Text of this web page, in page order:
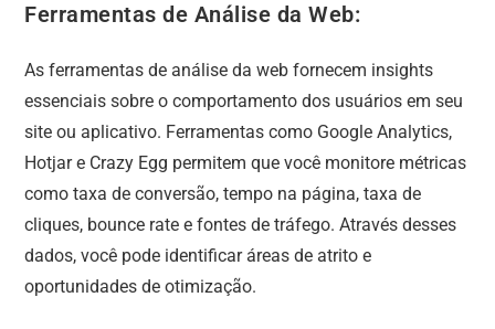
Ferramentas de Análise da Web:
As ferramentas de análise da web fornecem insights
essenciais sobre o comportamento dos usuários em seu
site ou aplicativo. Ferramentas como Google Analytics,
Hotjar e Crazy Egg permitem que você monitore métricas
como taxa de conversão, tempo na página, taxa de
cliques, bounce rate e fontes de tráfego. Através desses
dados, você pode identificar áreas de atrito e
oportunidades de otimização.